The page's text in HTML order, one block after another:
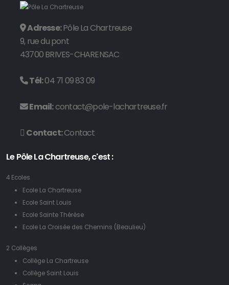
Les lycées présentés aux collégiens
18/01/2022
Dans le cadre de leur parcours d'orientation, les élèves de 3ème du
Lire la suite →
En route vers l'orientation !
Une journée dédiée à l'orientation des élèves de 3ème du Collège La
Adresse:Pôle La Chartreuse
9, rue du pont
43700 BRIVES-CHARENSAC
Tél:04 71 09 83 09
Email:contact@pole-lachartreuse.fr
Contact:Contact
Le Pôle La Chartreuse, c'est :
4 Ecoles
Ecole La Chartreuse
Ecole Saint Louis
Ecole Sainte Thérèse
Ecole La Croisée des Chemins (Beaulieu)
2 Collèges
Collège La Chartreuse
Collège Saint Louis